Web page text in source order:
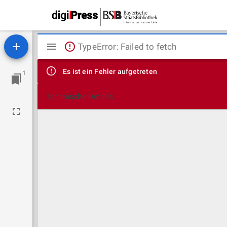
1
Mirador
Viewer
TypeError: Failed to fetch
Es ist ein Fehler aufgetreten
Technische Details